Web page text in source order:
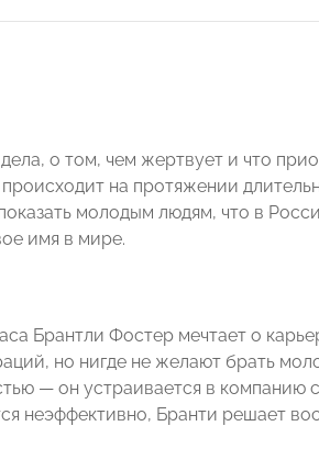
о том, чем жертвует и что
на протяжении
молодым людям, что в
имя в мире.
Брантли Фостер мечтает о
но нигде не желают брать
— он устраивается в компанию
неэффективно, Бранти решает